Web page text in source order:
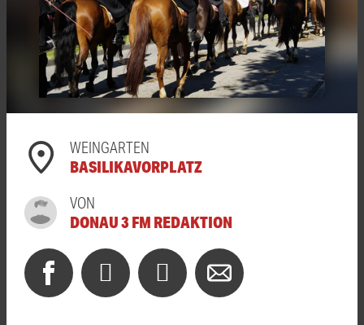
WEINGARTEN
BASILIKAVORPLATZ
VON
DONAU 3 FM REDAKTION